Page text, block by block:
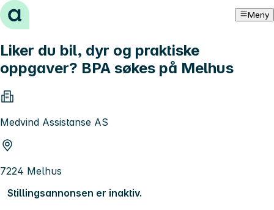
Hopp til innhold Meny
Liker du bil, dyr og praktiske
oppgaver? BPA søkes på Melhus
Medvind Assistanse AS
7224 Melhus
Stillingsannonsen er inaktiv.